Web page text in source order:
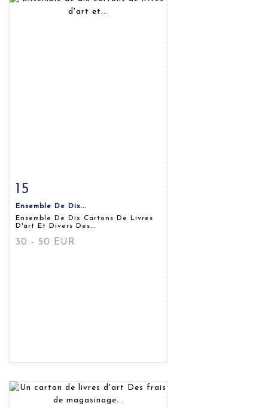
Fiche détaillée
15
Ensemble De Dix...
Ensemble De Dix Cartons De Livres
D'art Et Divers Des...
30 - 50 EUR